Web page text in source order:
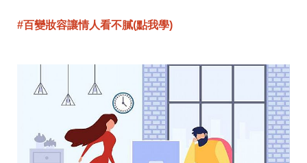
運
#百變妝容讓情人看不膩(點我學)